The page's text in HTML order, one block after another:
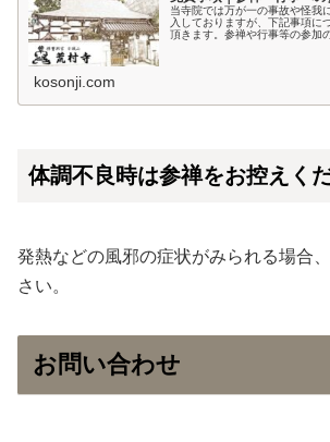
当寺院では万が一の事故や怪我
入しておりますが、下記事項に
頂きます。参禅や行事等の参加
kosonji.com
体調不良時は参禅をお控えく
発熱などの風邪の症状がみられる場合
さい。
お問い合わせ